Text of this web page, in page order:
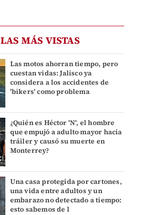
LAS MÁS VISTAS
Las motos ahorran tiempo, pero
cuestan vidas: Jalisco ya
considera a los accidentes de
'bikers' como problema
¿Quién es Héctor 'N', el hombre
que empujó a adulto mayor hacia
tráiler y causó su muerte en
Monterrey?
Una casa protegida por cartones,
una vida entre adultos y un
embarazo no detectado a tiempo:
esto sabemos de l